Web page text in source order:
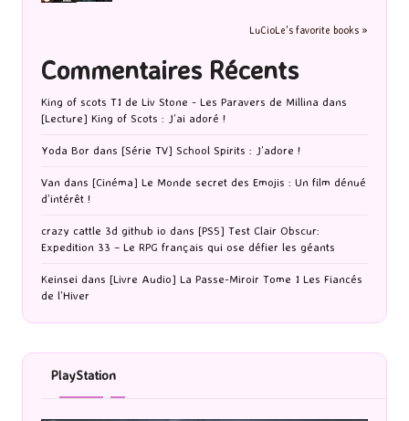
LuCioLe's favorite books »
Commentaires Récents
King of scots T1 de Liv Stone - Les Paravers de Millina dans
[Lecture] King of Scots : J’ai adoré !
Yoda Bor dans [Série TV] School Spirits : J’adore !
Van dans [Cinéma] Le Monde secret des Emojis : Un film dénué
d’intérêt !
crazy cattle 3d github io dans [PS5] Test Clair Obscur:
Expedition 33 – Le RPG français qui ose défier les géants
Keinsei dans [Livre Audio] La Passe-Miroir Tome 1 Les Fiancés
de l’Hiver
PlayStation